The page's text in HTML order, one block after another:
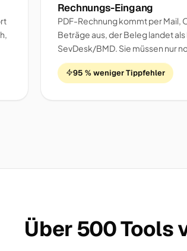
Rechnungs-Eingang
PDF-Rechnung kommt per Mail,
Beträge aus, der Beleg landet als
SevDesk/BMD. Sie müssen nur
95 % weniger Tippfehler
Über 500 Tools